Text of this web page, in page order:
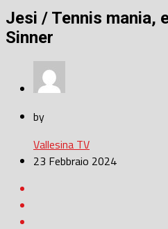
Jesi / Tennis mania,
Sinner
by
Vallesina TV
23 Febbraio 2024